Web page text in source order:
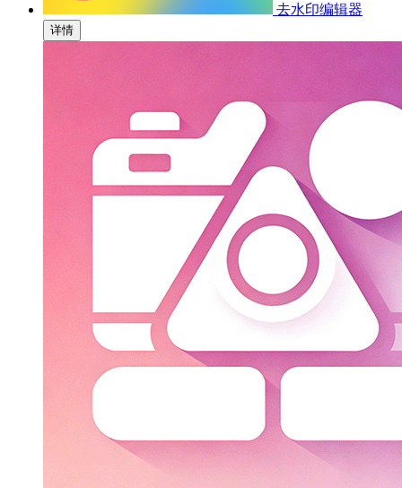
去水印编辑器
详情